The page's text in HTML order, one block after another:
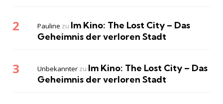
Pauline zu Im Kino: The Lost City – Das
Geheimnis der verloren Stadt
Unbekannter zu Im Kino: The Lost City – Das
Geheimnis der verloren Stadt